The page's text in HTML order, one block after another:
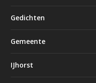
Gedichten
Gemeente
IJhorst